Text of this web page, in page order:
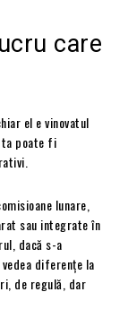
care
el e vinovatul
ta poate fi
lunare,
sau integrate în
dacă s-a
diferențe la
de regulă, dar